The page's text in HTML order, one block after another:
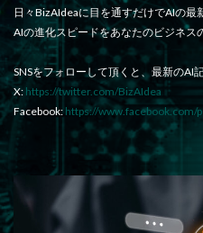
日々BizAIdeaに目を通すだけでAIの最
AIの進化スピードをあなたのビジネス
SNSをフォローして頂くと、最新のAI
X: https://twitter.com/BizAIdea
Facebook: https://